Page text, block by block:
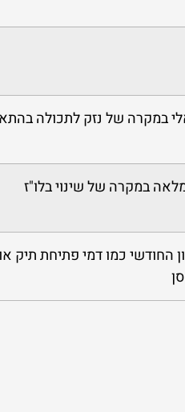
במקרה של נזק לתכולה
במקרה של שינוי בלו"ז
החודשי כמו דמי פתיחת תיק